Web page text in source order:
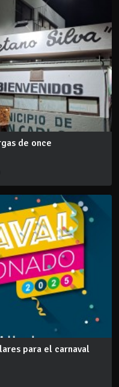
de once
para el carnaval